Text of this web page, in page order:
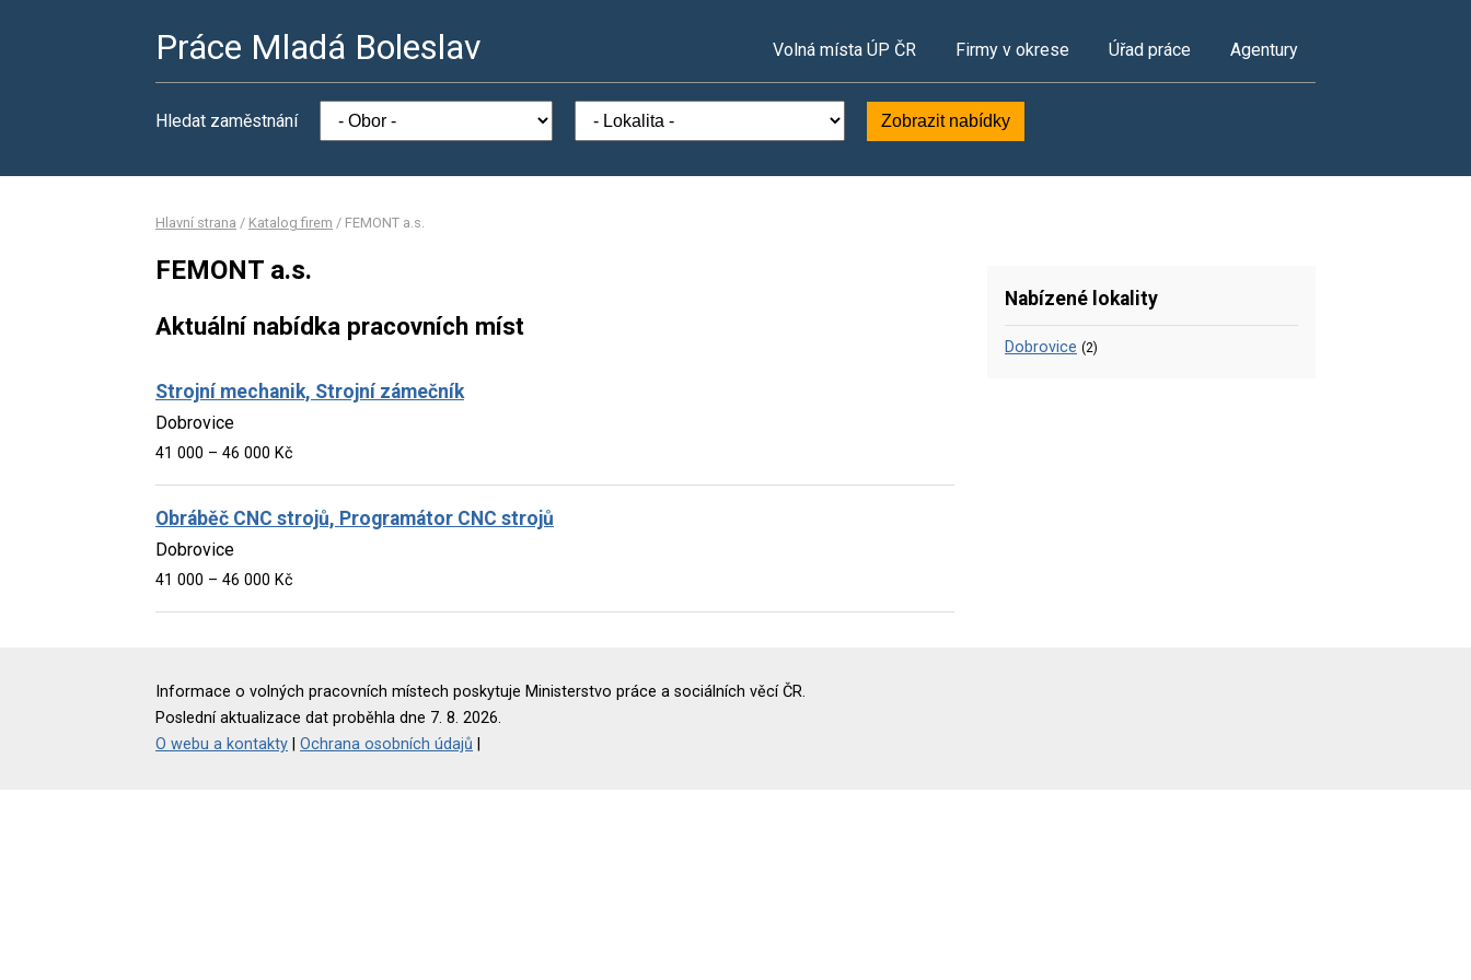
Práce Mladá Boleslav Volná místa ÚP ČR Firmy v okrese Úřad práce Agentury
Hledat zaměstnání Zobrazit nabídky
Hlavní strana / Katalog firem / FEMONT a.s.
FEMONT a.s.
Aktuální nabídka pracovních míst
Strojní mechanik, Strojní zámečník
Dobrovice
41 000 – 46 000 Kč
Obráběč CNC strojů, Programátor CNC strojů
Dobrovice
41 000 – 46 000 Kč
Nabízené lokality
Dobrovice (2)
Informace o volných pracovních místech poskytuje Ministerstvo práce a sociálních věcí ČR.
Poslední aktualizace dat proběhla dne 7. 8. 2026.
O webu a kontakty
Ochrana osobních údajů